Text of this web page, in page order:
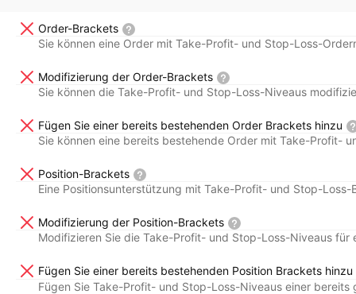
Order-Brackets
Sie können eine Order mit Take-Profit- und Stop-Loss-
Modifizierung der Order-Brackets
Sie können die Take-Profit- und Stop-Loss-Niveaus
Fügen Sie einer bereits bestehenden Order Brackets hinzu
Sie können eine bereits bestehende Order mit Take-Profit-
Position-Brackets
Eine Positionsunterstützung mit Take-Profit- und Stop-Loss-
Modifizierung der Position-Brackets
Modifizieren Sie die Take-Profit- und Stop-Loss-Niveaus für
Fügen Sie einer bereits bestehenden Position Brackets hinzu
Fügen Sie Take-Profit- und Stop-Loss-Niveaus einer bereits